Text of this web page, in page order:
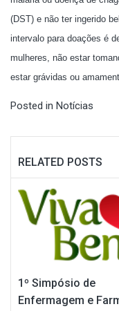
(DST) e não ter ingerido
intervalo para doações é
mulheres, não estar
estar grávidas ou
Posted in Notícias
RELATED POSTS
1º Simpósio de
Enfermagem e